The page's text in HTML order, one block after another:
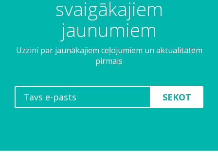
svaigākajiem
jaunumiem
Uzzini par jaunākajiem ceļojumiem un aktualitātēm
pirmais
SEKOT